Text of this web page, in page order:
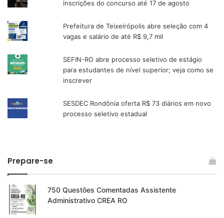
inscrições do concurso até 17 de agosto
Prefeitura de Teixeirópolis abre seleção com 4
vagas e salário de até R$ 9,7 mil
SEFIN-RO abre processo seletivo de estágio
para estudantes de nível superior; veja como se
inscrever
SESDEC Rondônia oferta R$ 73 diários em novo
processo seletivo estadual
Prepare-se
750 Questões Comentadas Assistente
Administrativo CREA RO